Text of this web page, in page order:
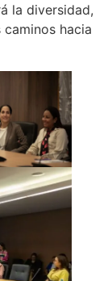
la diversidad,
hacia